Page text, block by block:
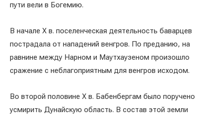
пути вели в Богемию.
В начале X в. поселенческая деятельность баварцев
пострадала от нападений венгров. По преданию, на
равнине между Нарном и Маутхаузеном произошло
сражение с неблагоприятным для венгров исходом.
Во второй половине X в. Бабенбергам было поручено
усмирить Дунайскую область. В состав этой земли